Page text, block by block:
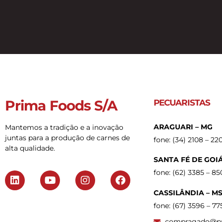
Prima Foods S/A
Mantemos a tradição e a inovação
juntas para a produção de carnes de
alta qualidade.
PECUARISTAS
ARAGUARI – MG
fone: (34) 2108 –
SANTA FÉ DE
fone: (62) 3385 –
CASSILÂNDIA – MS
fone: (67) 3596 –